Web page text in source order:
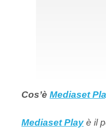
Cos’è Mediaset
Mediaset Play è il